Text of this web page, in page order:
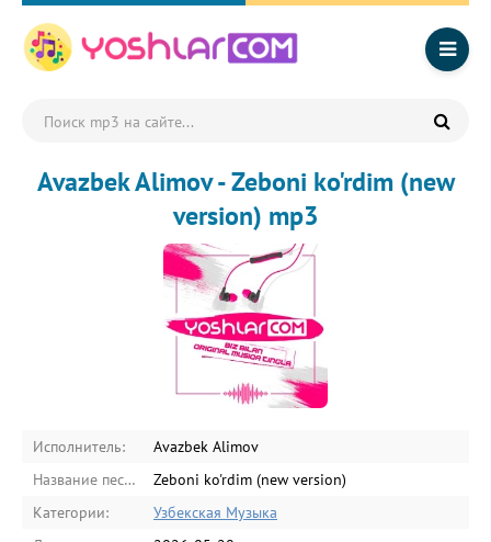
Avazbek Alimov - Zeboni ko'rdim (new
version) mp3
Исполнитель:
Avazbek Alimov
Название песни:
Zeboni ko'rdim (new version)
Категории:
Узбекская Музыка